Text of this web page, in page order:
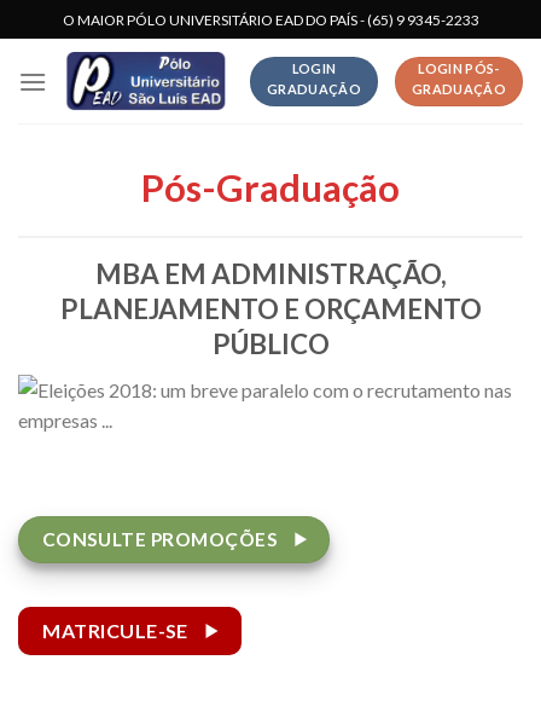
to
content
O MAIOR PÓLO UNIVERSITÁRIO EAD DO PAÍS - (65) 9 9345-2233
LOGIN
GRADUAÇÃO
LOGIN PÓS-
GRADUAÇÃO
Pós-Graduação
MBA EM ADMINISTRAÇÃO,
PLANEJAMENTO E ORÇAMENTO
PÚBLICO
CONSULTE PROMOÇÕES
MATRICULE-SE